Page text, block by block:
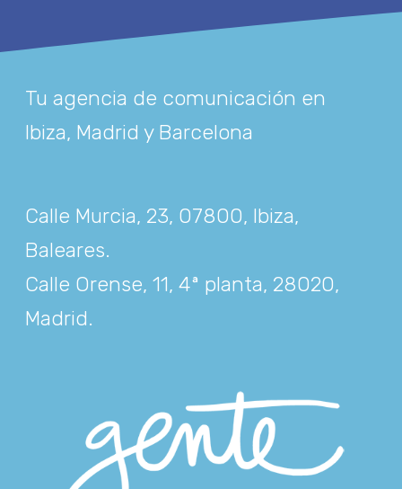
Tu agencia de comunicación en
Ibiza, Madrid y Barcelona
Calle Murcia, 23, 07800, Ibiza,
Baleares.
Calle Orense, 11, 4ª planta, 28020,
Madrid.